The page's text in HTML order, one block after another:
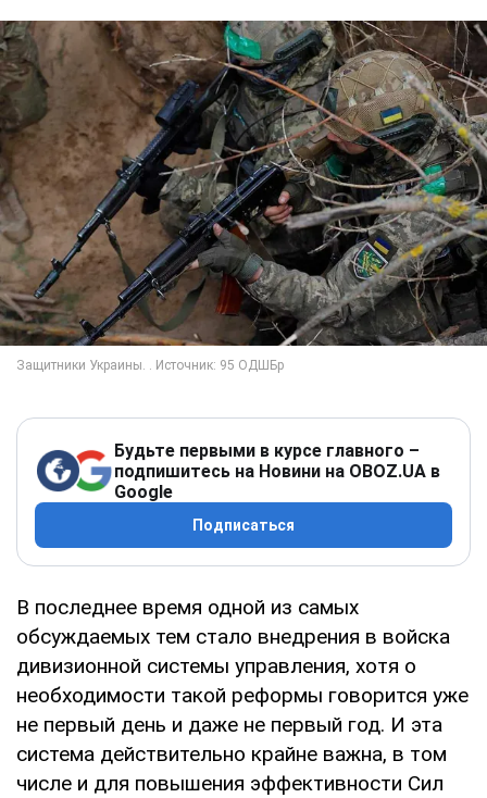
Будьте первыми в курсе главного –
подпишитесь на Новини на OBOZ.UA в
Google
Подписаться
В последнее время одной из самых
обсуждаемых тем стало внедрения в войска
дивизионной системы управления, хотя о
необходимости такой реформы говорится уже
не первый день и даже не первый год. И эта
система действительно крайне важна, в том
числе и для повышения эффективности Сил